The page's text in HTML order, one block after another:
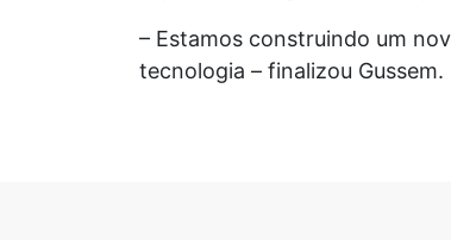
– Estamos construindo um
tecnologia – finalizou Gussem.